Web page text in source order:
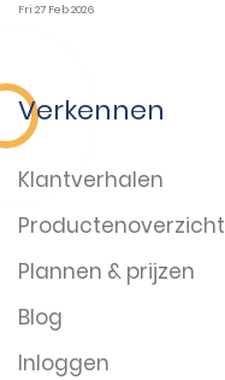
Fri 27 Feb 2026
Verkennen
Klantverhalen
Productenoverzicht
Plannen & prijzen
Blog
Inloggen